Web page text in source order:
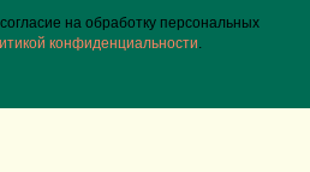
на обработку персональных
конфиденциальности